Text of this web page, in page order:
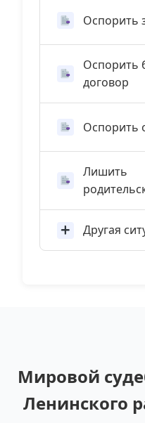
Оспорить
Оспорить
договор
Оспорить
Лишить
Другая
Мировой
Ленинского